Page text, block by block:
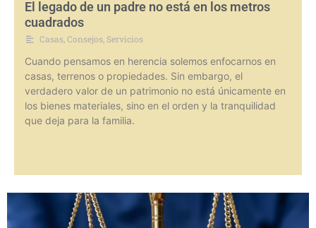
El legado de un padre no está en los metros
cuadrados
Casas,Consejos, Servicios
Cuando pensamos en herencia solemos enfocarnos en
casas, terrenos o propiedades. Sin embargo, el
verdadero valor de un patrimonio no está únicamente en
los bienes materiales, sino en el orden y la tranquilidad
que deja para la familia.